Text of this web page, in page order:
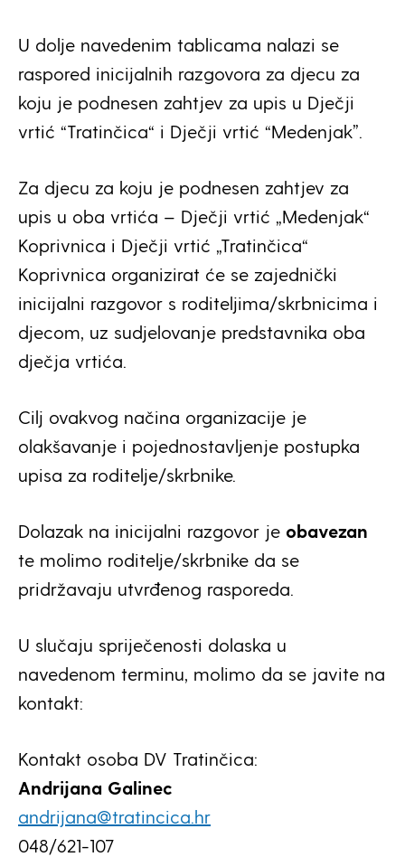
U dolje navedenim tablicama nalazi se
raspored inicijalnih razgovora za djecu za
koju je podnesen zahtjev za upis u Dječji
vrtić “Tratinčica“ i Dječji vrtić “Medenjak”.
Za djecu za koju je podnesen zahtjev za
upis u oba vrtića – Dječji vrtić „Medenjak“
Koprivnica i Dječji vrtić „Tratinčica“
Koprivnica organizirat će se zajednički
inicijalni razgovor s roditeljima/skrbnicima i
djecom, uz sudjelovanje predstavnika oba
dječja vrtića.
Cilj ovakvog načina organizacije je
olakšavanje i pojednostavljenje postupka
upisa za roditelje/skrbnike.
Dolazak na inicijalni razgovor je obavezan
te molimo roditelje/skrbnike da se
pridržavaju utvrđenog rasporeda.
U slučaju spriječenosti dolaska u
navedenom terminu, molimo da se javite na
kontakt:
Kontakt osoba DV Tratinčica:
Andrijana Galinec
andrijana@tratincica.hr
048/621-107